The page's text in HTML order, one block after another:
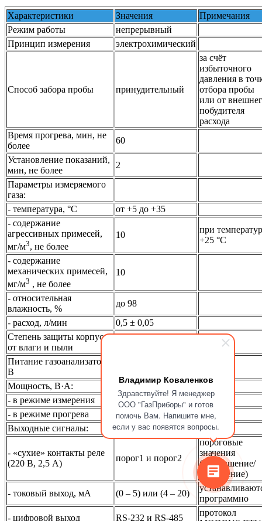
Владимир Коваленков
Здравствуйте! Я менеджер
ООО "ГазПриборы" и готов
помочь Вам. Напишите мне,
если у вас появятся вопросы.
Характеристики Значения
Примечания
Режим работы
непрерывный
Принцип измерения
электрохимический
Способ забора пробы принудительный
за счёт
избыточного
давления в
отбора пробы
или от
побудителя
расхода
Время прогрева, мин, не
более
60
Установление показаний,
мин, не более
2
Параметры измеряемого
газа:
- температура, °С
от +5 до +35
- содержание
агрессивных примесей,
мг/м3, не более
10
при
+25 °С
- содержание
механических примесей,
мг/м3 , не более
10
- относительная
влажность, %
до 98
- расход, л/мин
0,5 ± 0,05
Степень защиты корпуса
от влаги и пыли
Питание газоанализатора,
В
Мощность, В·А:
- в режиме измерения
100
- в режиме прогрева
150
Выходные сигналы:
- «сухие» контакты реле
(220 В, 2,5 А)
порог1 и порог2
пороговые
значения
(превышение/
понижение)
- токовый выход, мА
(0 – 5) или (4 – 20)
программно
- цифровой выход
RS-232 и RS-485
протокол